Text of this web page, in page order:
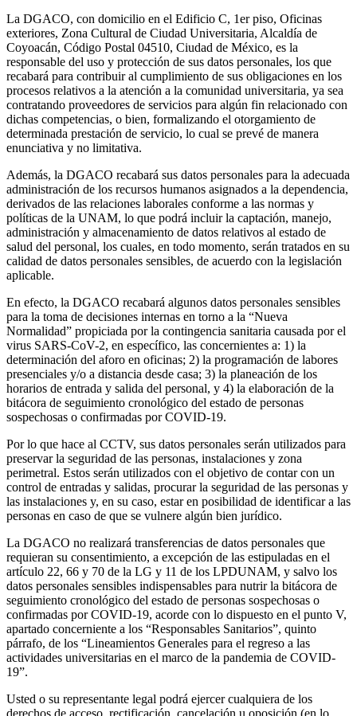
La DGACO, con domicilio en el Edificio C, 1er piso, Oficinas
exteriores, Zona Cultural de Ciudad Universitaria, Alcaldía de
Coyoacán, Código Postal 04510, Ciudad de México, es la
responsable del uso y protección de sus datos personales, los que
recabará para contribuir al cumplimiento de sus obligaciones en los
procesos relativos a la atención a la comunidad universitaria, ya sea
contratando proveedores de servicios para algún fin relacionado con
dichas competencias, o bien, formalizando el otorgamiento de
determinada prestación de servicio, lo cual se prevé de manera
enunciativa y no limitativa.
Además, la DGACO recabará sus datos personales para la adecuada
administración de los recursos humanos asignados a la dependencia,
derivados de las relaciones laborales conforme a las normas y
políticas de la UNAM, lo que podrá incluir la captación, manejo,
administración y almacenamiento de datos relativos al estado de
salud del personal, los cuales, en todo momento, serán tratados en su
calidad de datos personales sensibles, de acuerdo con la legislación
aplicable.
En efecto, la DGACO recabará algunos datos personales sensibles
para la toma de decisiones internas en torno a la “Nueva
Normalidad” propiciada por la contingencia sanitaria causada por el
virus SARS-CoV-2, en específico, las concernientes a: 1) la
determinación del aforo en oficinas; 2) la programación de labores
presenciales y/o a distancia desde casa; 3) la planeación de los
horarios de entrada y salida del personal, y 4) la elaboración de la
bitácora de seguimiento cronológico del estado de personas
sospechosas o confirmadas por COVID-19.
Por lo que hace al CCTV, sus datos personales serán utilizados para
preservar la seguridad de las personas, instalaciones y zona
perimetral. Estos serán utilizados con el objetivo de contar con un
control de entradas y salidas, procurar la seguridad de las personas y
las instalaciones y, en su caso, estar en posibilidad de identificar a las
personas en caso de que se vulnere algún bien jurídico.
La DGACO no realizará transferencias de datos personales que
requieran su consentimiento, a excepción de las estipuladas en el
artículo 22, 66 y 70 de la LG y 11 de los LPDUNAM, y salvo los
datos personales sensibles indispensables para nutrir la bitácora de
seguimiento cronológico del estado de personas sospechosas o
confirmadas por COVID-19, acorde con lo dispuesto en el punto V,
apartado concerniente a los “Responsables Sanitarios”, quinto
párrafo, de los “Lineamientos Generales para el regreso a las
actividades universitarias en el marco de la pandemia de COVID-
19”.
Usted o su representante legal podrá ejercer cualquiera de los